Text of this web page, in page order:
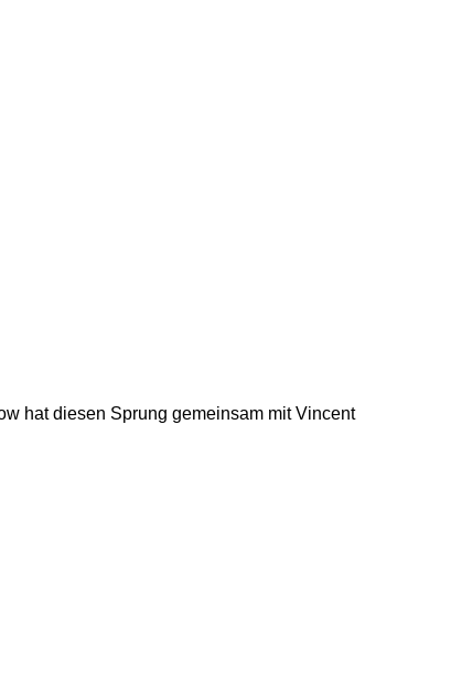
hat diesen Sprung gemeinsam mit Vincent